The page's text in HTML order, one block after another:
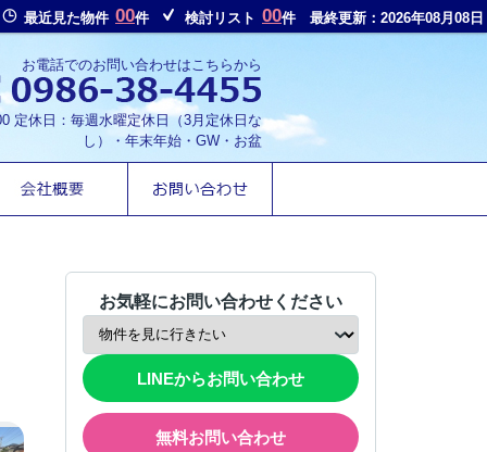
最近見た物件 00件 検討リスト 00件 最終更新：2026年08月08日
お電話でのお問い合わせはこちらから
定休日：毎週水曜定休日（3月定休日な
し）・年末年始・GW・お盆
お気軽にお問い合わせください
LINEからお問い合わせ
無料お問い合わせ